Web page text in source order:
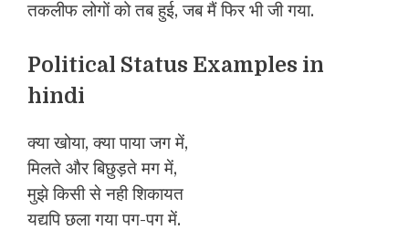
तकलीफ लोगों को तब हुई, जब मैं फिर भी जी गया.
Political Status Examples in
hindi
क्या खोया, क्या पाया जग में,
मिलते और बिछुड़ते मग में,
मुझे किसी से नही शिकायत
यद्यपि छला गया पग-पग में.